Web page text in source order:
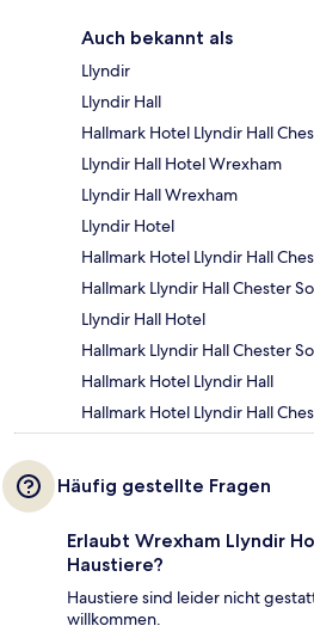
Auch bekannt als
Llyndir
Llyndir Hall
Hallmark Hotel Llyndir Hall
Llyndir Hall Hotel Wrexham
Llyndir Hall Wrexham
Llyndir Hotel
Hallmark Hotel Llyndir Hall
Hallmark Llyndir Hall Chester
Llyndir Hall Hotel
Hallmark Llyndir Hall Chester
Hallmark Hotel Llyndir Hall
Hallmark Hotel Llyndir Hall
Häufig gestellte Fragen
Erlaubt Wrexham Llyndir
Haustiere?
Haustiere sind leider nicht
willkommen.